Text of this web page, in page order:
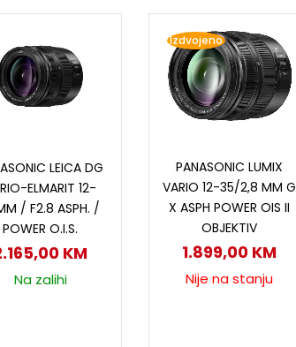
LEICA DG
ELMARIT 12-
/ F2.8 ASPH. /
POWER O.I.S.
KM
Na zalihi
Izdvojeno
PANASONIC LUMIX
VARIO 12-35/2,8 MM G
X ASPH POWER OIS II
OBJEKTIV
1.899,00 KM
Nije na stanju